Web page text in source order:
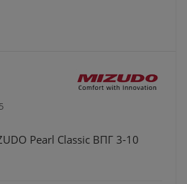
Pearl Classic ВПГ 3-10